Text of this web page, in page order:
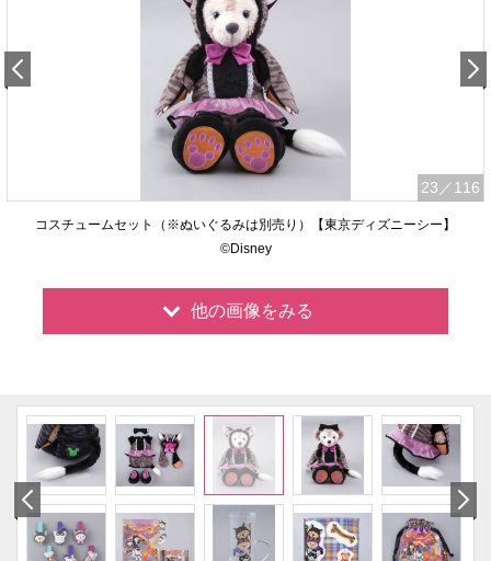
23 ／116
コスチュームセット（※ぬいぐるみは別売り）【東京ディズニーシー】
©Disney
他の画像をみる